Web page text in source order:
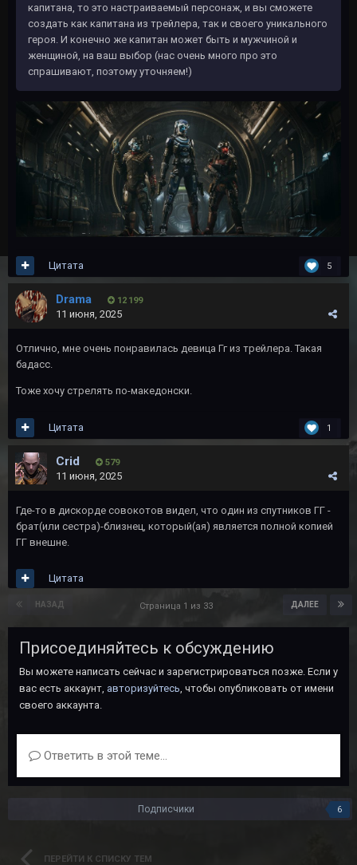
капитана, то это настраиваемый персонаж, и вы сможете
создать как капитана из трейлера, так и своего уникального
героя. И конечно же капитан может быть и мужчиной и
женщиной, на ваш выбор (нас очень много про это
спрашивают, поэтому уточняем!)
5
Цитата
Drama 12 199
11 июня, 2025
Отлично, мне очень понравилась девица Гг из трейлера. Такая
бадасс.
Тоже хочу стрелять по-македонски.
1
Цитата
Crid 579
11 июня, 2025
Где-то в дискорде совокотов видел, что один из спутников ГГ -
брат(или сестра)-близнец, который(ая) является полной копией
ГГ внешне.
Цитата
НАЗАД ДАЛЕЕ
Страница 1 из 33
Присоединяйтесь к обсуждению
Вы можете написать сейчас и зарегистрироваться позже. Если у
вас есть аккаунт, авторизуйтесь , чтобы опубликовать от имени
своего аккаунта.
Ответить в этой теме...
Подписчики 6
ПЕРЕЙТИ К СПИСКУ ТЕМ